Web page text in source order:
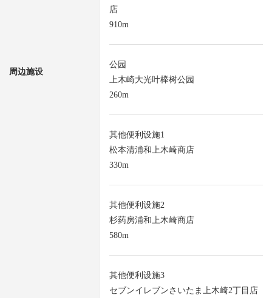
周边施设
店
910m
公园
上木崎大光叶榉树公园
260m
其他便利设施1
松本清浦和上木崎商店
330m
其他便利设施2
杉药房浦和上木崎商店
580m
其他便利设施3
セブンイレブンさいたま上木崎2丁目店